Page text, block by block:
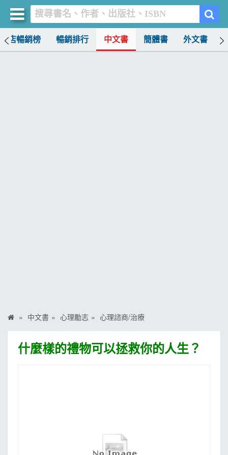
書店暢銷榜 暢銷排行 中文書 簡體書 外文書
中文書 心理勵志 心理諮商/治療
什麼樣的禮物可以拯救你的人生？
買書網